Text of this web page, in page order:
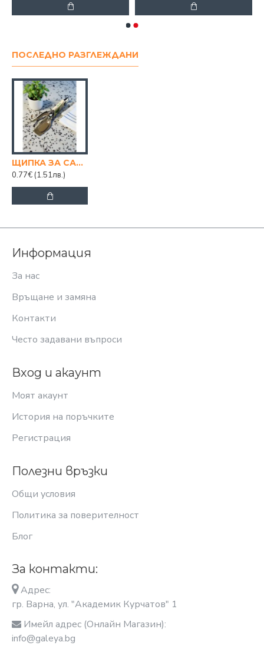
ПОСЛЕДНО РАЗГЛЕЖДАНИ
ЩИПКА ЗА САЛАТА STAINLESS
0.77€ (1.51лв.)
Информация
За нас
Връщане и замяна
Контакти
Често задавани въпроси
Вход и акаунт
Моят акаунт
История на поръчките
Регистрация
Полезни връзки
Общи условия
Политика за поверителност
Блог
За контакти:
Адрес:
гр. Варна, ул. "Академик Курчатов" 1
Имейл адрес (Онлайн Магазин):
info@galeya.bg